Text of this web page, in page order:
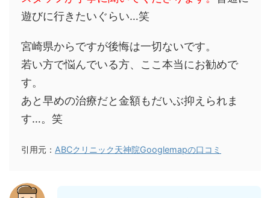
遊びに行きたいぐらい…笑
宮崎県からですが後悔は一切ないです。
若い方で悩んでいる方、ここ本当にお勧めで
す。
あと早めの治療だと金額もだいぶ抑えられま
す…。笑
引用元： ABCクリニック天神院Googlemapの口コミ